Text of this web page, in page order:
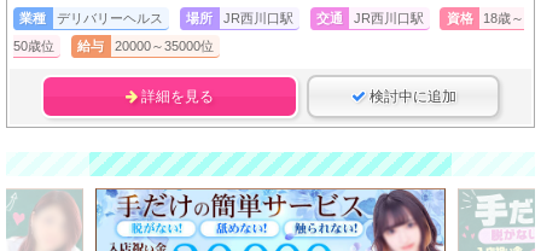
業種 デリバリーヘルス 場所 JR西川口駅 交通 JR西川口駅 資格
18歳～
50歳位
給与 20000～35000位
詳細を見る 検討中に追加